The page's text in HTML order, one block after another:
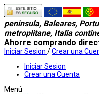
peninsula, Baleares,
metroplitane, Italia
Ahorre comprando
Iniciar Sesion /Crear una
Iniciar Sesion
Crear una Cuenta
Menú